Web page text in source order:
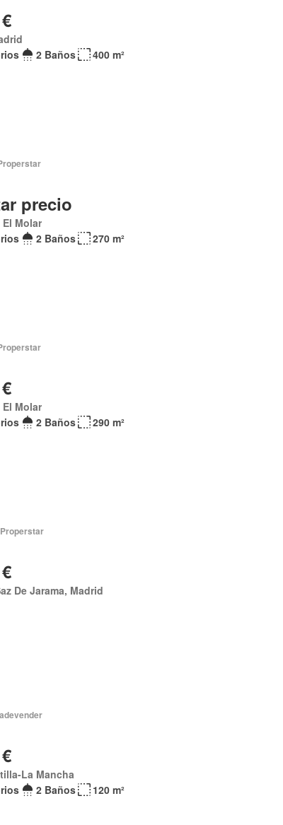
2 Baños 400 m²
precio
Molar
2 Baños 270 m²
Molar
2 Baños 290 m²
De Jarama, Madrid
La Mancha
2 Baños 120 m²